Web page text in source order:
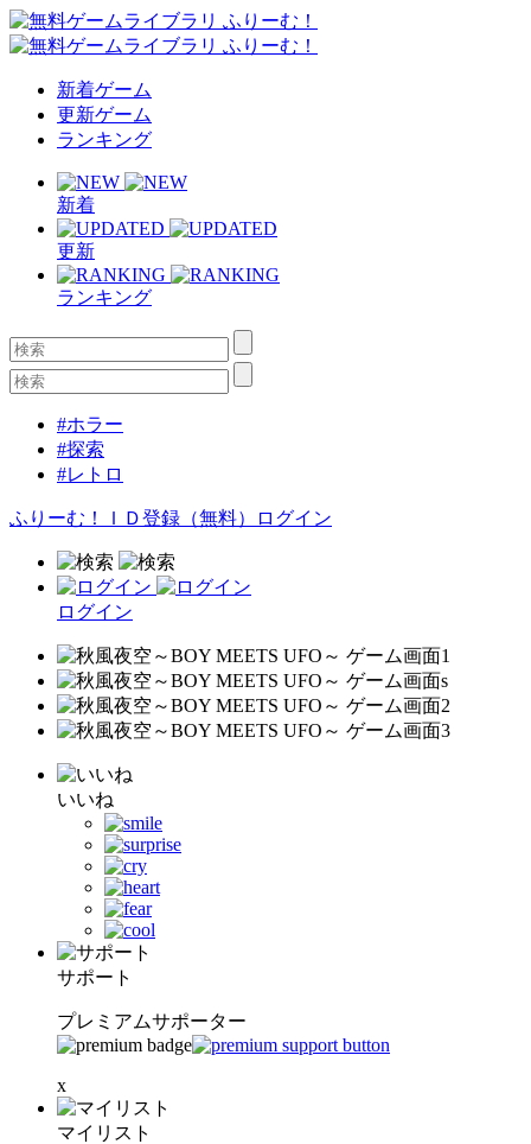
新着ゲーム
更新ゲーム
ランキング
新着
更新
ランキング
#ホラー
#探索
#レトロ
ふりーむ！ＩＤ登録（無料） ログイン
ログイン
いいね
サポート
プレミアムサポーター
x
マイリスト